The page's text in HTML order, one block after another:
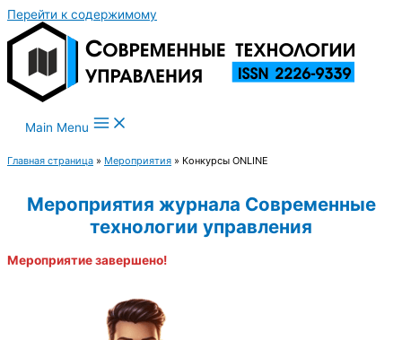
Перейти к содержимому
Main Menu
Главная страница » Мероприятия » Конкурсы ONLINE
Мероприятия журнала Современные
технологии управления
Мероприятие завершено!